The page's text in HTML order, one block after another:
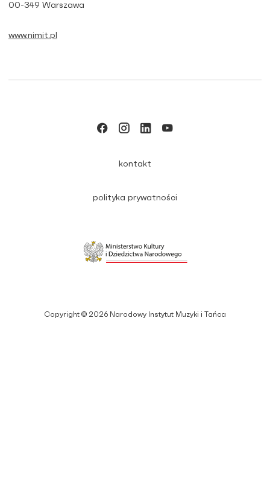
00-349 Warszawa
www.nimit.pl
Copyright © 2026 Narodowy Instytut Muzyki i Tańca
kontakt
polityka prywatności